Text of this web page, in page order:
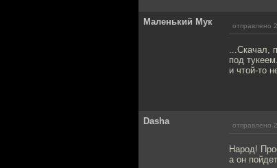
Маленький Мук отправлено
...Скачал,
под тукеем.
и чтой-то
Dasha отправлено
Народ!
а он